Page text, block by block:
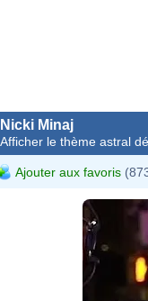
Nicki Minaj
Afficher le thème astral
Ajouter aux favoris